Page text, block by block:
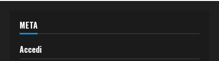
META
Accedi